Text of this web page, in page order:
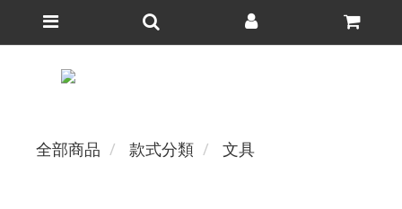
全部商品 款式分類 文具